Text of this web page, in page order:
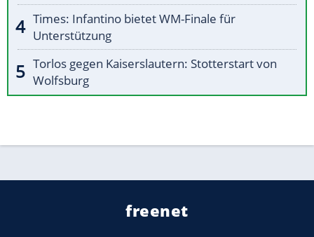
Times: Infantino bietet WM-Finale für
Unterstützung
Torlos gegen Kaiserslautern: Stotterstart von
Wolfsburg
freenet